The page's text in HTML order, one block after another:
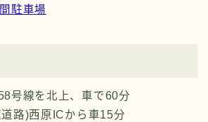
駐車場
号線を北上、車で60分
路)西原ICから車15分